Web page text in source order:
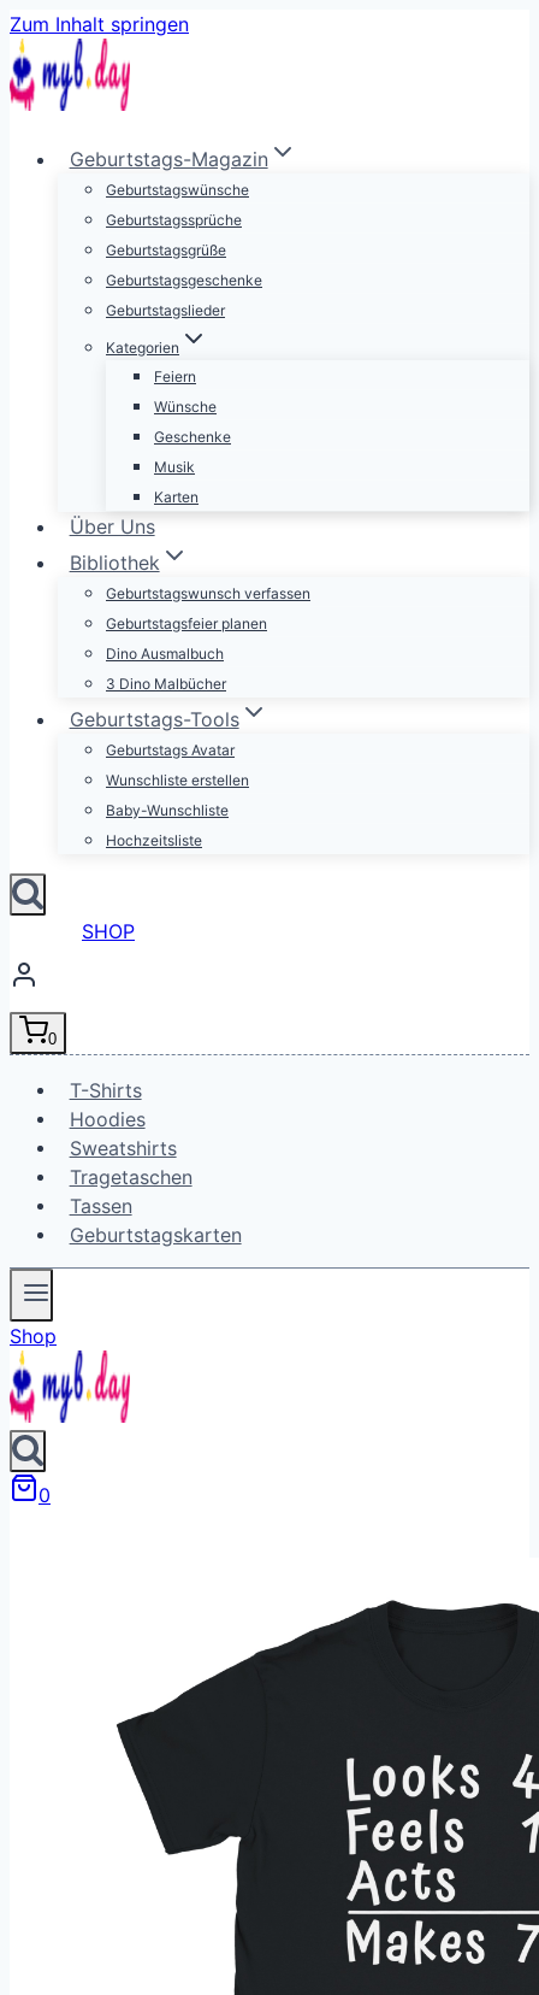
Zum Inhalt springen
Geburtstags-Magazin
Geburtstagswünsche
Geburtstagssprüche
Geburtstagsgrüße
Geburtstagsgeschenke
Geburtstagslieder
Kategorien
Feiern
Wünsche
Geschenke
Musik
Karten
Über Uns
Bibliothek
Geburtstagswunsch verfassen
Geburtstagsfeier planen
Dino Ausmalbuch
3 Dino Malbücher
Geburtstags-Tools
Geburtstags Avatar
Wunschliste erstellen
Baby-Wunschliste
Hochzeitsliste
SHOP
0
T-Shirts
Hoodies
Sweatshirts
Tragetaschen
Tassen
Geburtstagskarten
Shop
0